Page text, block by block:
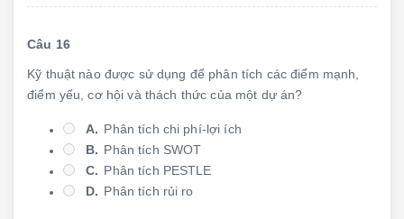
Câu 16
Kỹ thuật nào được sử dụng để phân tích các điểm mạnh,
điểm yếu, cơ hội và thách thức của một dự án?
A. Phân tích chi phí-lợi ích
B. Phân tích SWOT
C. Phân tích PESTLE
D. Phân tích rủi ro